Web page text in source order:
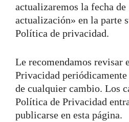
actualizaremos la fecha
actualización» en la parte
Política de privacidad.
Le recomendamos revisar
Privacidad
de cualquier cambio. Los
Política de Privacidad
publicarse en esta página.